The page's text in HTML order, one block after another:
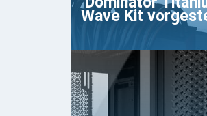
Wave Kit